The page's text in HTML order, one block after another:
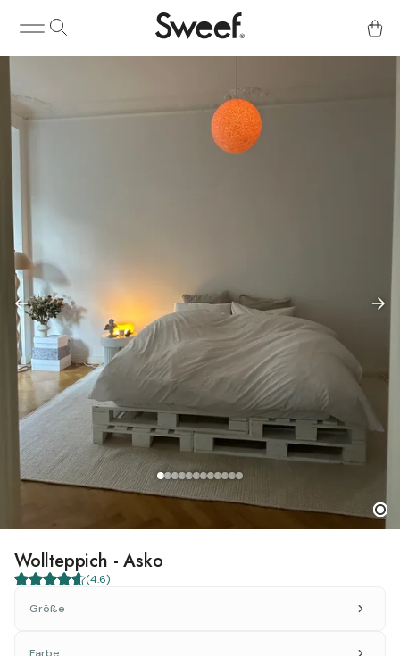
Wollteppich - Asko
(4.6)
Größe